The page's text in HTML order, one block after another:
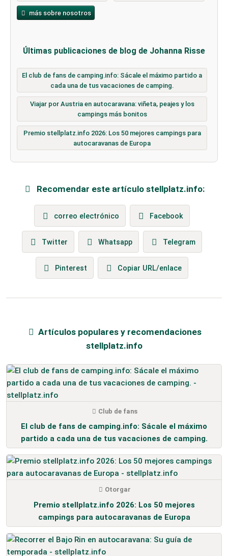
más sobre nosotros
Últimas publicaciones de blog de Johanna Risse
El club de fans de camping.info: Sácale el máximo partido a
cada una de tus vacaciones de camping.
Viajar por Austria en autocaravana: viñeta, peajes y los
campings más bonitos
Premio stellplatz.info 2026: Los 50 mejores campings para
autocaravanas de Europa
Recomendar este artículo stellplatz.info:
correo electrónico Facebook
Twitter Whatsapp Telegram
Pinterest Copiar URL/enlace
Artículos populares y recomendaciones
stellplatz.info
Club de fans
El club de fans de camping.info: Sácale el máximo
partido a cada una de tus vacaciones de camping.
Otorgar
Premio stellplatz.info 2026: Los 50 mejores
campings para autocaravanas de Europa